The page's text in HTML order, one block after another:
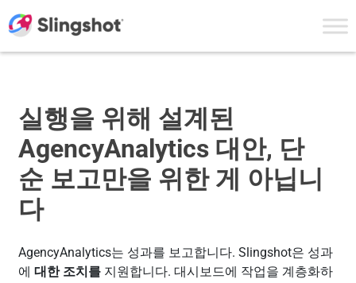
실행을 위해 설계된
AgencyAnalytics 대안, 단
순 보고만을 위한 게 아닙니
다
AgencyAnalytics는 성과를 보고합니다. Slingshot은 성과
에 대한 조치를 지원합니다. 대시보드에 작업을 계층화하